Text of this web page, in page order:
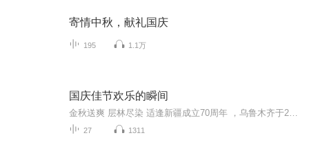
寄情中秋，献礼国庆
195 1.1万
国庆佳节欢乐的瞬间
27 1311